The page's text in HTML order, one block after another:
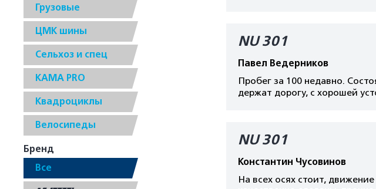
Грузовые
ЦМК шины
Сельхоз и спец
КАМА PRO
Квадроциклы
Велосипеды
Бренд
Все
NU 301
Павел Ведерников
Пробег за 100 недавно.
держат дорогу, с хорошей
NU 301
Константин Чусовинов
На всех осях стоит,